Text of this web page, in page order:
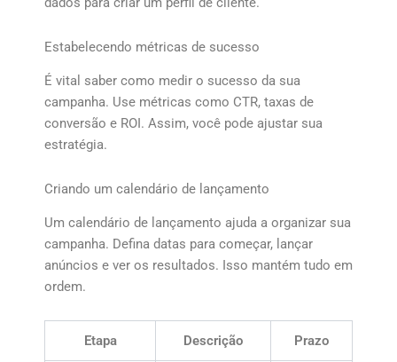
Estabelecendo métricas de sucesso
É vital saber como medir o sucesso da sua
campanha. Use métricas como CTR, taxas de
conversão e ROI. Assim, você pode ajustar sua
estratégia.
Criando um calendário de lançamento
Um calendário de lançamento ajuda a organizar sua
campanha. Defina datas para começar, lançar
anúncios e ver os resultados. Isso mantém tudo em
ordem.
Etapa Descrição Prazo